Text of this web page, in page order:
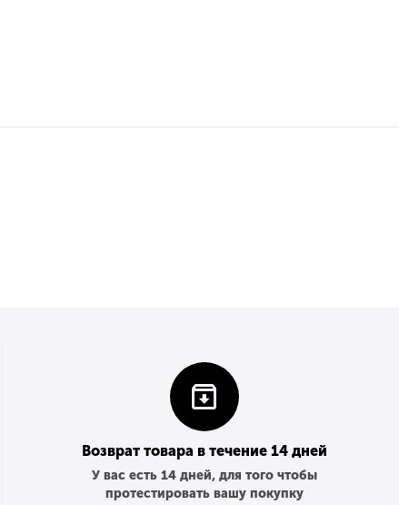
Возврат товара в течение 14 дней
У вас есть 14 дней, для того чтобы
протестировать вашу покупку